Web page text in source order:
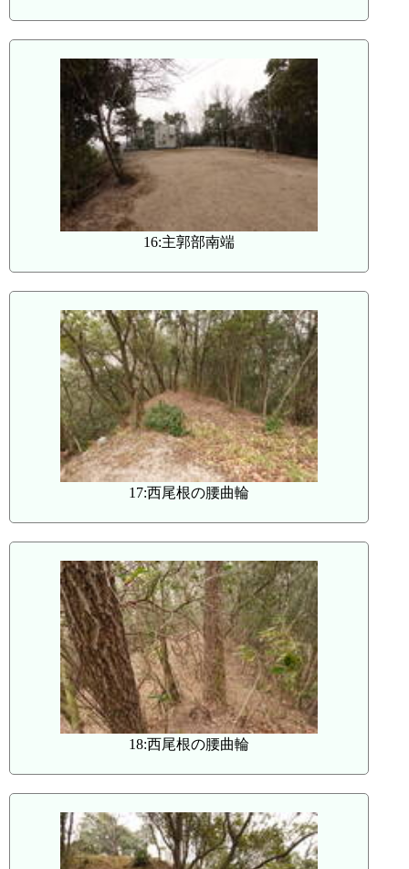
16:主郭部南端
17:西尾根の腰曲輪
18:西尾根の腰曲輪